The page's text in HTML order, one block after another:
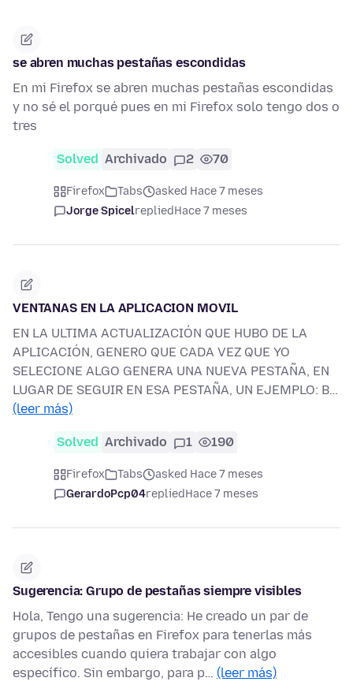
se abren muchas pestañas escondidas
En mi Firefox se abren muchas pestañas escondidas
y no sé el porqué pues en mi Firefox solo tengo dos o
tres
Solved Archivado 2 70
Firefox Tabs
asked Hace 7 meses
Jorge SpicelrepliedHace 7 meses
VENTANAS EN LA APLICACION MOVIL
EN LA ULTIMA ACTUALIZACIÓN QUE HUBO DE LA
APLICACIÓN, GENERO QUE CADA VEZ QUE YO
SELECIONE ALGO GENERA UNA NUEVA PESTAÑA, EN
LUGAR DE SEGUIR EN ESA PESTAÑA, UN EJEMPLO: B…
(leer más)
Solved Archivado 1 190
Firefox Tabs
asked Hace 7 meses
GerardoPcp04repliedHace 7 meses
Sugerencia: Grupo de pestañas siempre visibles
Hola, Tengo una sugerencia: He creado un par de
grupos de pestañas en Firefox para tenerlas más
accesibles cuando quiera trabajar con algo
específico. Sin embargo, para p… (leer más)